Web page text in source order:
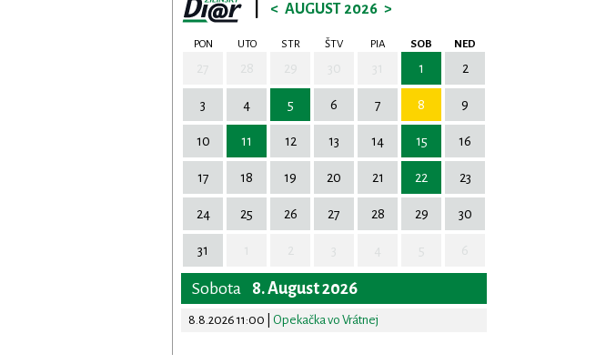
< AUGUST 2026 >
PON UTO STR ŠTV PIA SOB NED
1 2
3 4 5 6 7 8 9
10 11 12 13 14 15 16
17 18 19 20 21 22 23
24 25 26 27 28 29 30
31
Sobota 8. August 2026
8.8.2026 11:00 Opekačka vo Vrátnej